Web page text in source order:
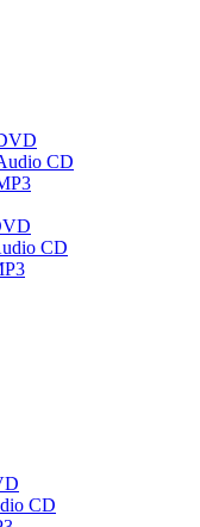
CD
CD
CD